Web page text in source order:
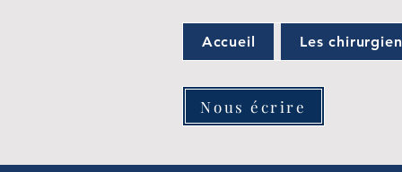
Accueil Les
Nous écrire